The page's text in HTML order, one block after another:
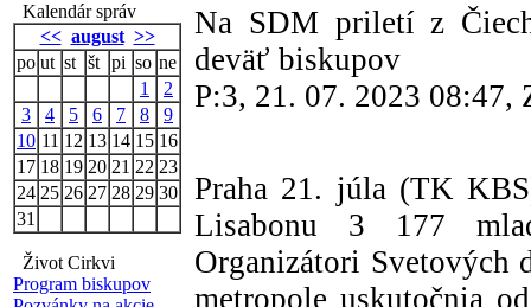
Kalendár správ
<< august >>
po ut st št pi so ne
1
2
3
4 5 6 7 8
9
10 11 12 13 14 15 16
17 18 19 20 21 22 23
24 25 26 27 28 29 30
31
Život Cirkvi
Program biskupov
Na SDM priletí z
deväť biskupov
P:3, 21. 07. 2023 08:47,
Praha 21. júla (TK
Lisabonu 3 177
Organizátori Svetových
metropole uskutočnia